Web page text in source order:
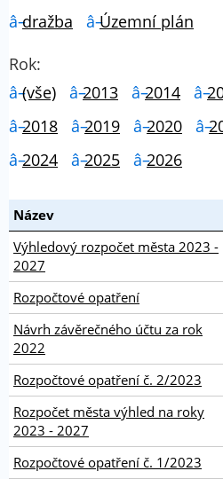
dražba
Územní plán
Rok:
(vše)
2013 2014
2018
2019 2020
2024
2025 2026
Název
Výhledový rozpočet města 2023 -
2027
Rozpočtové opatření
Návrh závěrečného účtu za rok
2022
Rozpočtové opatření č. 2/2023
Rozpočet města výhled na roky
2023 - 2027
Rozpočtové opatření č. 1/2023